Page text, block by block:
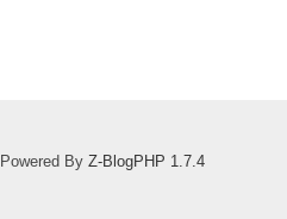
Powered By Z-BlogPHP 1.7.4